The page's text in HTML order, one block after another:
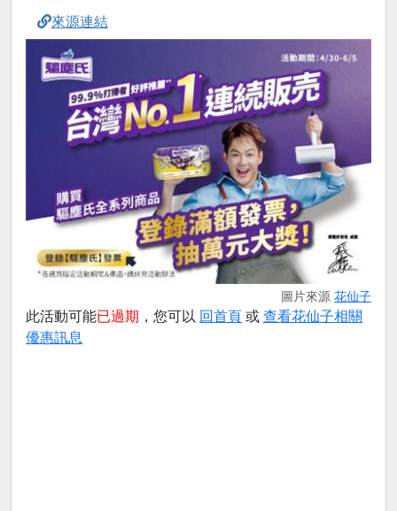
來源連結
圖片來源 花仙子
此活動可能已過期 ，您可以 回首頁 或 查看花仙子相關
優惠訊息